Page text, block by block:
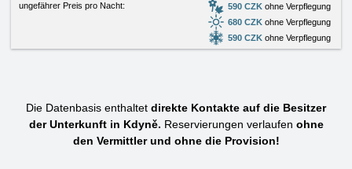
ungefährer Preis pro Nacht: 590 CZK ohne Verpflegung
680 CZK ohne Verpflegung
590 CZK ohne Verpflegung
Die Datenbasis enthaltet direkte Kontakte auf die Besitzer
der Unterkunft in Kdyně. Reservierungen verlaufen ohne
den Vermittler und ohne die Provision!